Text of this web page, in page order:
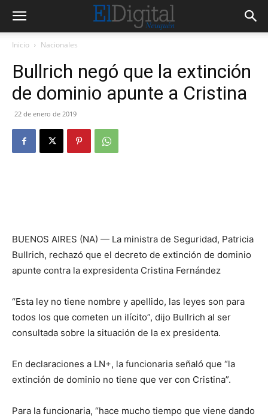
Inicio Nacionales
Bullrich negó que la extinción
de dominio apunte a Cristina
22 de enero de 2019
BUENOS AIRES (NA) — La ministra de Seguridad, Patricia
Bullrich, rechazó que el decreto de extinción de dominio
apunte contra la expresidenta Cristina Fernández
“Esta ley no tiene nombre y apellido, las leyes son para
todos los que cometen un ilícito”, dijo Bullrich al ser
consultada sobre la situación de la ex presidenta.
En declaraciones a LN+, la funcionaria señaló que “la
extinción de dominio no tiene que ver con Cristina”.
Para la funcionaria, “hace mucho tiempo que viene dando